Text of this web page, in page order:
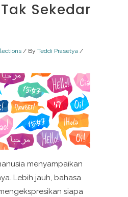
Sekedar
/ By Teddi Prasetya /
menyampaikan
Lebih jauh, bahasa
siapa